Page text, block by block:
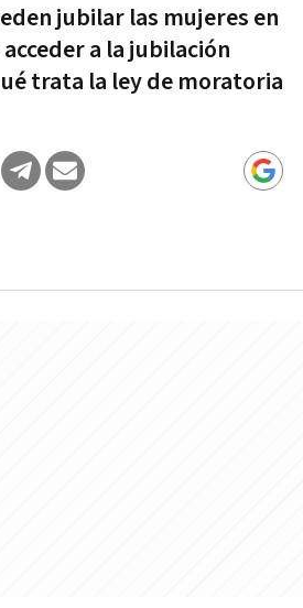
jubilar las mujeres en
a la jubilación
trata la ley de moratoria